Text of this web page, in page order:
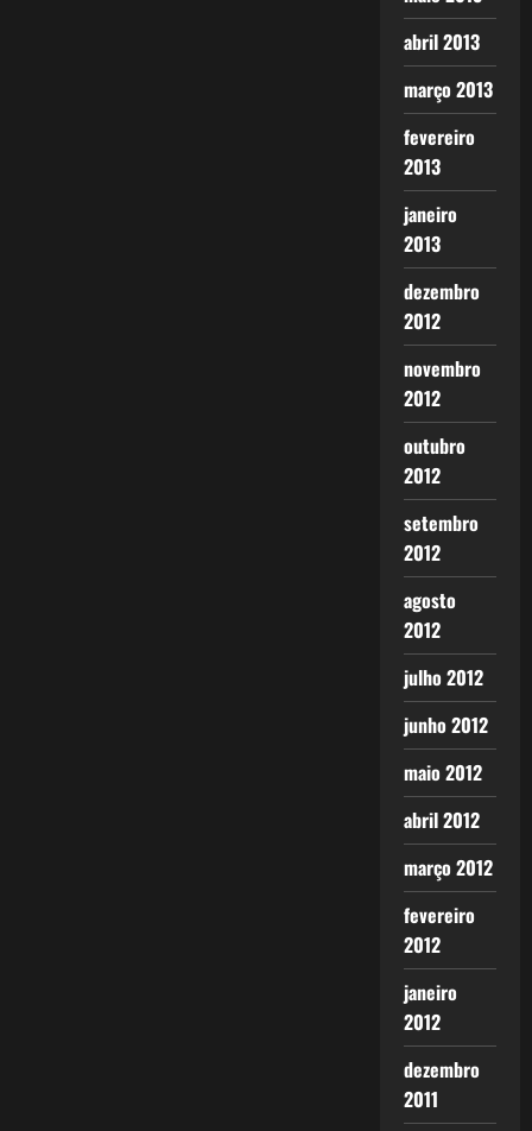
abril 2013
março 2013
fevereiro
2013
janeiro
2013
dezembro
2012
novembro
2012
outubro
2012
setembro
2012
agosto
2012
julho 2012
junho 2012
maio 2012
abril 2012
março 2012
fevereiro
2012
janeiro
2012
dezembro
2011